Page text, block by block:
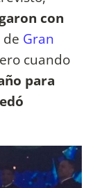
con
Gran
cuando
para